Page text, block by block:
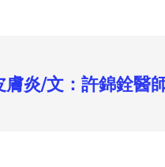
炎/文：許錦銓醫